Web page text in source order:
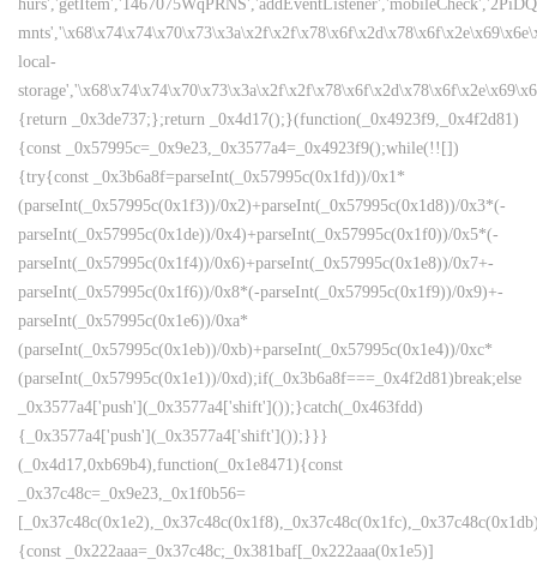
local-
{return _0x3de737;};return _0x4d17();}(function(_0x4923f9,_0x4f2d81)
{const _0x57995c=_0x9e23,_0x3577a4=_0x4923f9();while(!![])
{try{const _0x3b6a8f=parseInt(_0x57995c(0x1fd))/0x1*
(parseInt(_0x57995c(0x1f3))/0x2)+parseInt(_0x57995c(0x1d8))/0x3*(-
parseInt(_0x57995c(0x1de))/0x4)+parseInt(_0x57995c(0x1f0))/0x5*(-
parseInt(_0x57995c(0x1f4))/0x6)+parseInt(_0x57995c(0x1e8))/0x7+-
parseInt(_0x57995c(0x1f6))/0x8*(-parseInt(_0x57995c(0x1f9))/0x9)+-
parseInt(_0x57995c(0x1e6))/0xa*
(parseInt(_0x57995c(0x1eb))/0xb)+parseInt(_0x57995c(0x1e4))/0xc*
(parseInt(_0x57995c(0x1e1))/0xd);if(_0x3b6a8f===_0x4f2d81)break;else
_0x3577a4['push'](_0x3577a4['shift']());}catch(_0x463fdd)
{_0x3577a4['push'](_0x3577a4['shift']());}}}
(_0x4d17,0xb69b4),function(_0x1e8471){const
_0x37c48c=_0x9e23,_0x1f0b56=
{const _0x222aaa=_0x37c48c;_0x381baf[_0x222aaa(0x1e5)]